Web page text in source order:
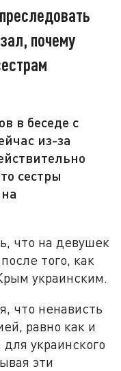
почему
в беседе с
из-за
сестры
что на девушек
того, как
украинским.
что ненависть
равно как и
украинского
эти